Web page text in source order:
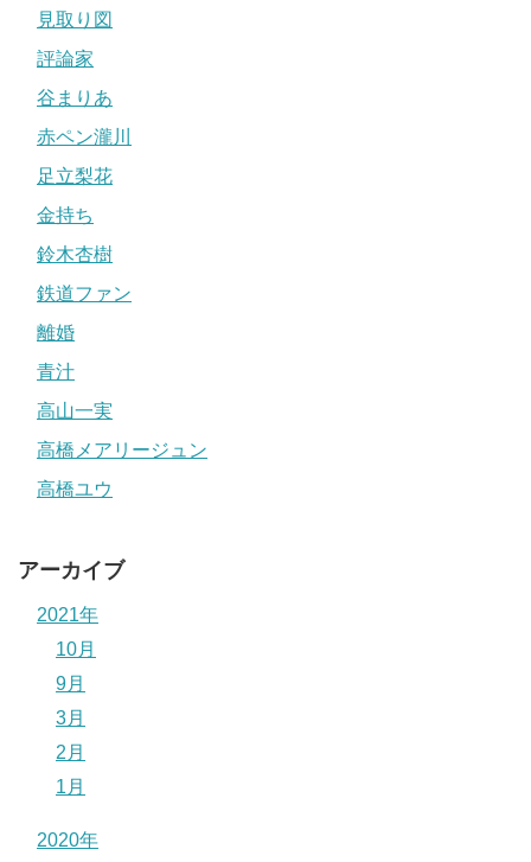
見取り図
評論家
谷まりあ
赤ペン瀧川
足立梨花
金持ち
鈴木杏樹
鉄道ファン
離婚
青汁
高山一実
高橋メアリージュン
高橋ユウ
アーカイブ
2021年
10月
9月
3月
2月
1月
2020年